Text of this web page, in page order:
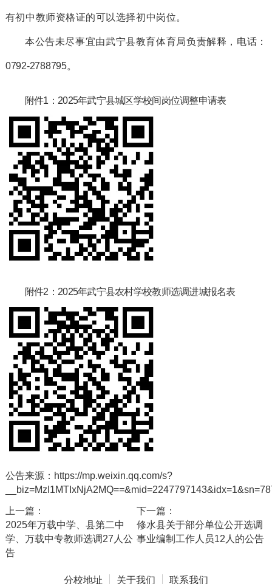
有初中教师资格证的可以选择初中岗位。
本公告未尽事宜由武宁县教育体育局负责解释，电话：
0792-2788795。
附件1：2025年武宁县城区学校间岗位调整申请表
附件2 ：2025年武宁县农村学校教师选调进城报名表
公告来源：https://mp.weixin.qq.com/s?
上一篇：
2025年万载中学、县第二中
学、万载中专教师选调27人公
告
下一篇：
修水县关于部分单位公开选调
事业编制工作人员12人的公告
分校地址 关于我们 联系我们